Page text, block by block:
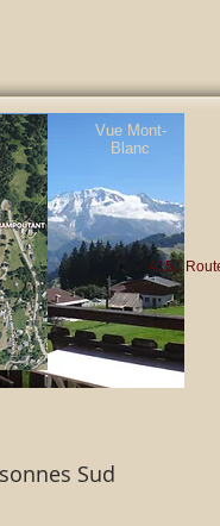
Vue Mont-
Blanc
Sud
4151